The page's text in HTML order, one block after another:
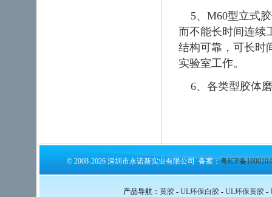
5、M60型立式胶
而不能长时间连续
结构可靠，可长时
实验室工作。
6、各类型胶体
© 2008-2026 深圳市永诺新实业有限公司 备案：粤ICP备
产品导航： 黄胶- UL环保白胶- UL环保黄胶-